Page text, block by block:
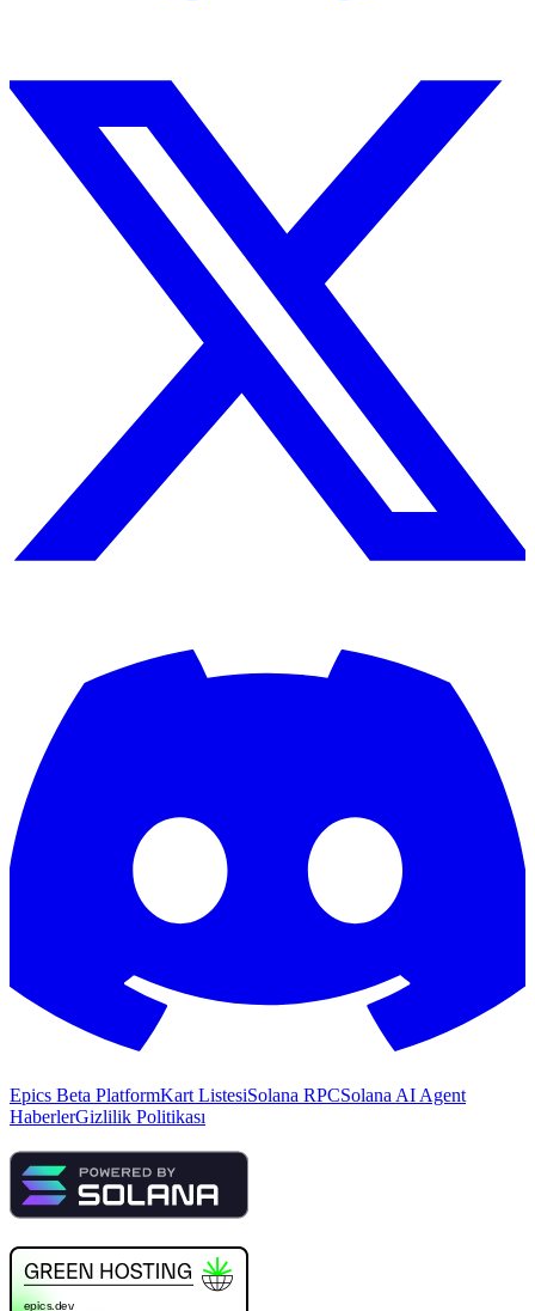
Epics Beta PlatformKart ListesiSolana RPCSolana AI Agent
HaberlerGizlilik Politikası